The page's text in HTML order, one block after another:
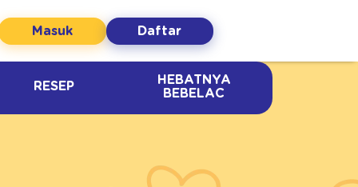
Masuk Daftar
RESEP
HEBATNYA
BEBELAC